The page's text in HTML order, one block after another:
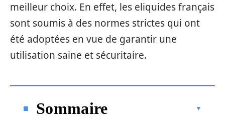
meilleur choix. En effet, les eliquides français
sont soumis à des normes strictes qui ont
été adoptées en vue de garantir une
utilisation saine et sécuritaire.
Sommaire